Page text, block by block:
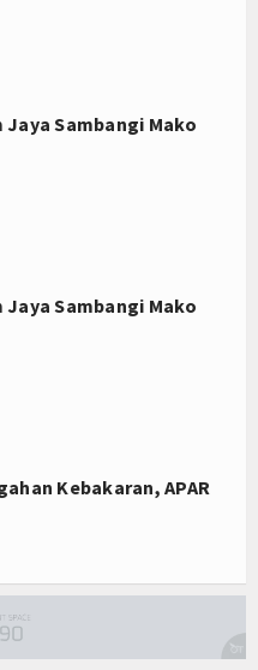
Sambangi Mako
Sambangi Mako
Kebakaran, APAR